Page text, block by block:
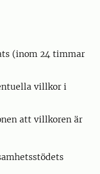
(inom 24 timmar
villkor i
att villkoren är